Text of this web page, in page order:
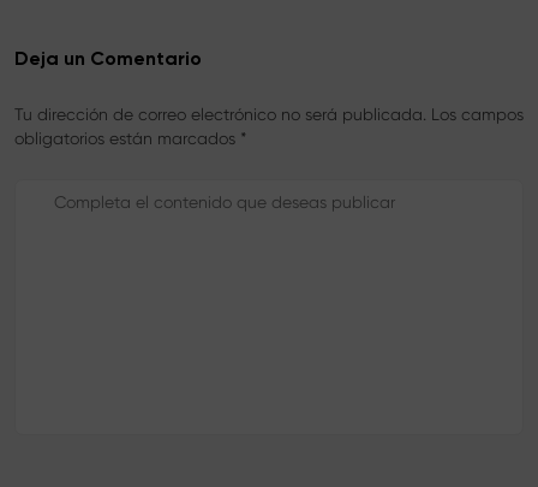
Deja un Comentario
Tu dirección de correo electrónico no será publicada. Los campos
obligatorios están marcados *